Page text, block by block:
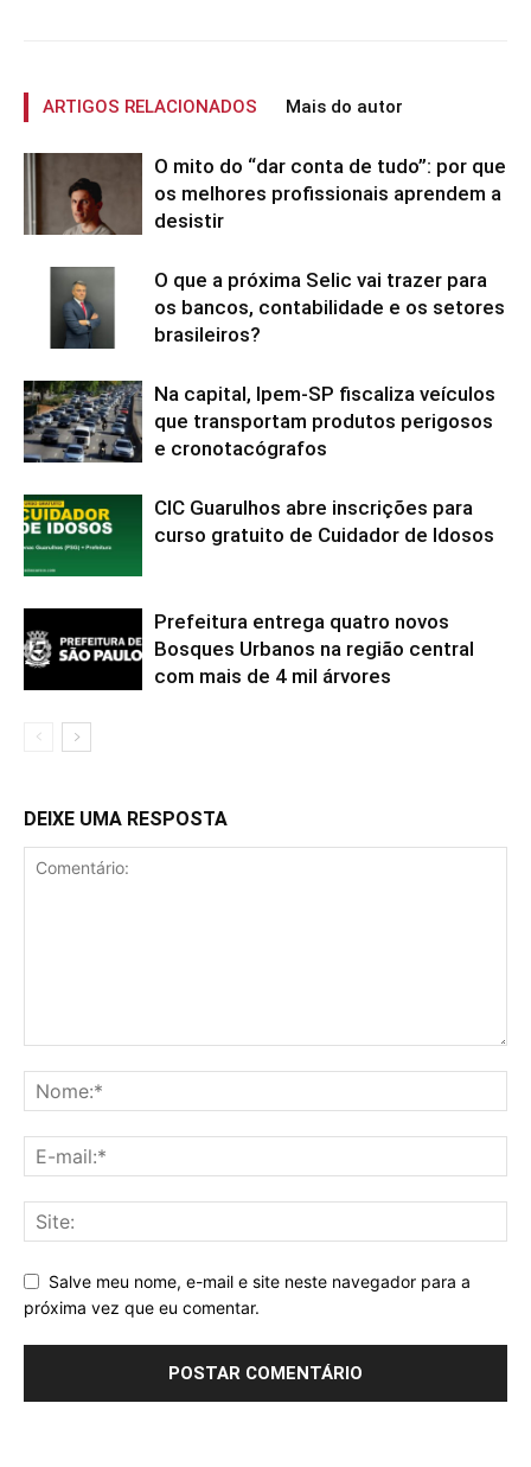
ARTIGOS RELACIONADOS Mais do autor
O mito do “dar conta de tudo”: por que
os melhores profissionais aprendem a
desistir
O que a próxima Selic vai trazer para
os bancos, contabilidade e os setores
brasileiros?
Na capital, Ipem-SP fiscaliza veículos
que transportam produtos perigosos
e cronotacógrafos
CIC Guarulhos abre inscrições para
curso gratuito de Cuidador de Idosos
Prefeitura entrega quatro novos
Bosques Urbanos na região central
com mais de 4 mil árvores
DEIXE UMA RESPOSTA
Salve meu nome, e-mail e site neste navegador para a
próxima vez que eu comentar.